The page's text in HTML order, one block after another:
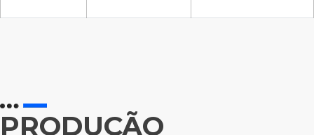
PRODUÇÃO